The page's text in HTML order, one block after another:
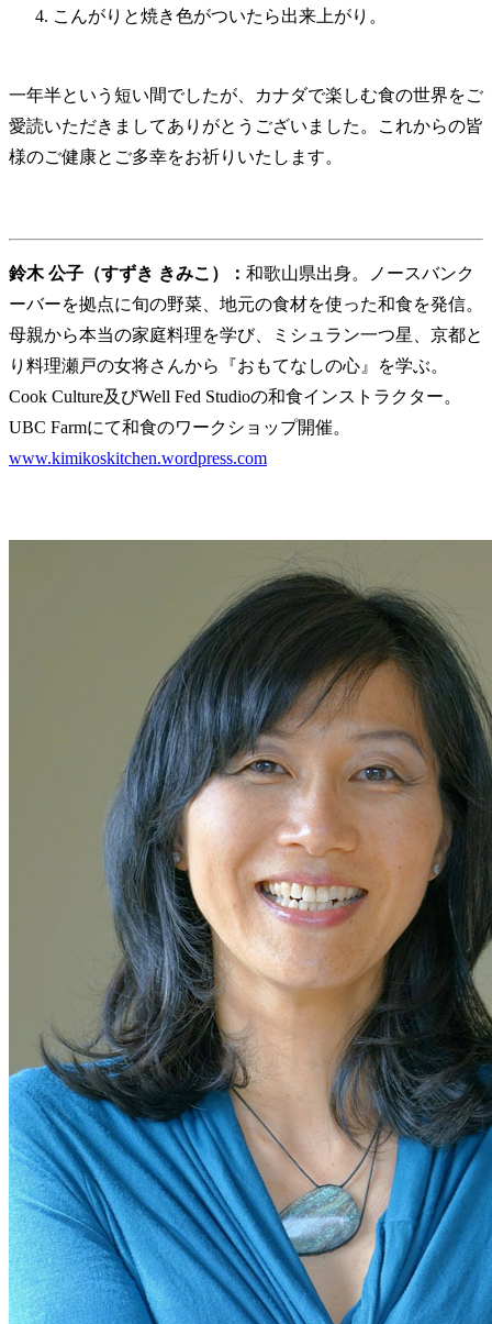
こんがりと焼き色がついたら出来上がり。
一年半という短い間でしたが、カナダで楽しむ食の世界をご
愛読いただきましてありがとうございました。これからの皆
様のご健康とご多幸をお祈りいたします。
鈴木 公子（すずき きみこ）： 和歌山県出身。ノースバンク
ーバーを拠点に旬の野菜、地元の食材を使った和食を発信。
母親から本当の家庭料理を学び、ミシュラン一つ星、京都と
り料理瀬戸の女将さんから『おもてなしの心』を学ぶ。
Cook Culture及びWell Fed Studioの和食インストラクター。
UBC Farmにて和食のワークショップ開催。
www.kimikoskitchen.wordpress.com